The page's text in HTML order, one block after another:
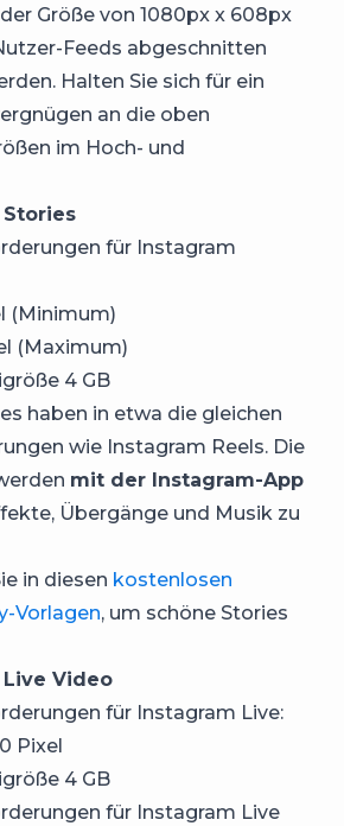
Größe von 1080px x 608px
Feeds abgeschnitten
Halten Sie sich für ein
an die oben
im Hoch- und
für Instagram
(Minimum)
(Maximum)
4 GB
haben in etwa die gleichen
wie Instagram Reels. Die
mit der Instagram-App
Übergänge und Musik zu
in diesen kostenlosen
Vorlagen, um schöne Stories
Video
für Instagram Live:
Pixel
4 GB
für Instagram Live